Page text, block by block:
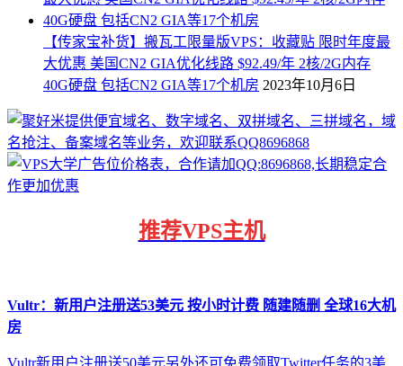
【传家宝补货】搬瓦工限量版VPS：收藏贴 限时年度最
大优惠 美国CN2 GIA优化线路 $92.49/年 2核/2G内存
40G硬盘 包括CN2 GIA等17个机房 2023年10月6日
推荐VPS主机
Vultr：新用户注册送53美元 按小时计费 随建随删 全球16大机
房
Vultr新用户注册送50美元另外还可免费领取Twitter任务的3美